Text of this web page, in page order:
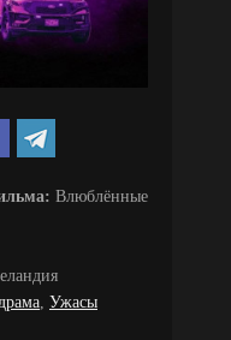
Влюблённые
, Ужасы